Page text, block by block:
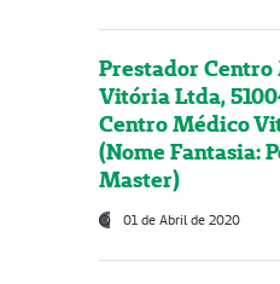
Prestador
Vitória Ltda,
Centro Médico
(Nome Fantasia:
Master)
01 de Abril de 2020